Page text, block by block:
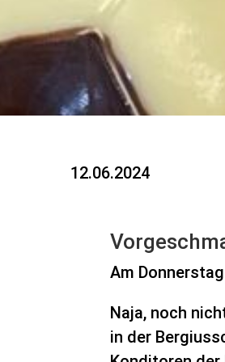
12.06.2024
Am
Naja, noch
in der